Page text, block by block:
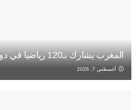
المغرب يشارك بـ120 رياضيا في دورة تارانتو 2026
أغسطس 7, 2026